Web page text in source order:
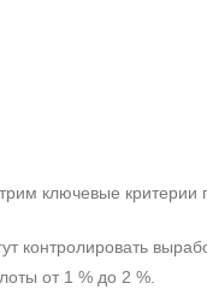
ключевые критерии
контролировать
от 1 % до 2 %.